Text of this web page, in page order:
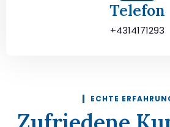
Telefon
+4314171293
ECHTE